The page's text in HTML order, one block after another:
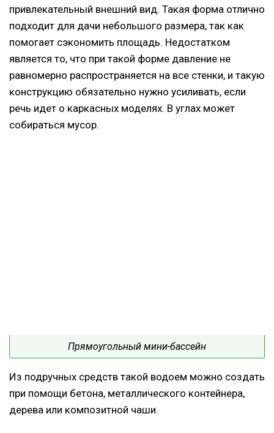
привлекательный внешний вид. Такая форма отлично
подходит для дачи небольшого размера, так как
помогает сэкономить площадь. Недостатком
является то, что при такой форме давление не
равномерно распространяется на все стенки, и такую
конструкцию обязательно нужно усиливать, если
речь идет о каркасных моделях. В углах может
собираться мусор.
Прямоугольный мини-бассейн
Из подручных средств такой водоем можно создать
при помощи бетона, металлического контейнера,
дерева или композитной чаши.